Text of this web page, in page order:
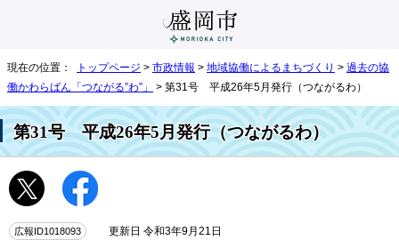
現在の位置： トップページ > 市政情報 > 地域協働によるまちづくり > 過去の協
働かわらばん「つながる”わ”」
> 第31号 平成26年5月発行（つながるわ）
第31号 平成26年5月発行（つながるわ）
広報ID1018093 更新日 令和3年9月21日